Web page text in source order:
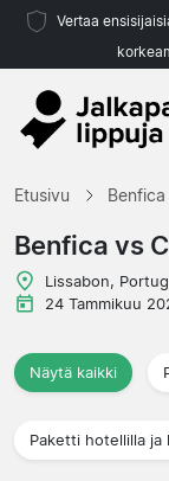
Vertaa
Etusivu Benfica
Benfica vs
Lissabon,
24 Tammikuu
Näytä kaikki
Paketti hotellilla ja